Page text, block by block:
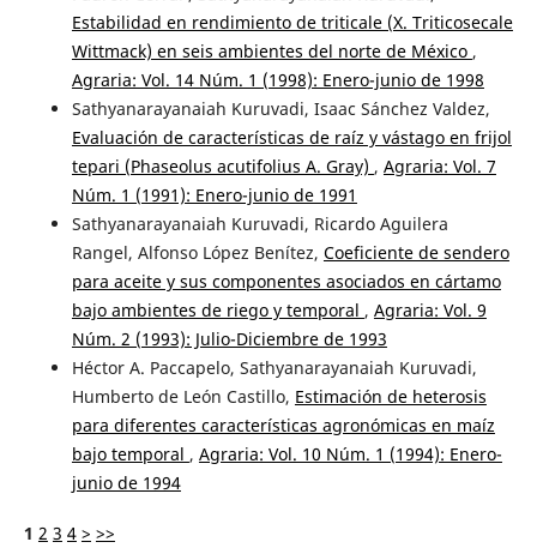
Estabilidad en rendimiento de triticale (X. Triticosecale
Wittmack) en seis ambientes del norte de México ,
Agraria: Vol. 14 Núm. 1 (1998): Enero-junio de 1998
Sathyanarayanaiah Kuruvadi, Isaac Sánchez Valdez,
Evaluación de características de raíz y vástago en frijol
tepari (Phaseolus acutifolius A. Gray) , Agraria: Vol. 7
Núm. 1 (1991): Enero-junio de 1991
Sathyanarayanaiah Kuruvadi, Ricardo Aguilera
Rangel, Alfonso López Benítez, Coeficiente de sendero
para aceite y sus componentes asociados en cártamo
bajo ambientes de riego y temporal , Agraria: Vol. 9
Núm. 2 (1993): Julio-Diciembre de 1993
Héctor A. Paccapelo, Sathyanarayanaiah Kuruvadi,
Humberto de León Castillo, Estimación de heterosis
para diferentes características agronómicas en maíz
bajo temporal , Agraria: Vol. 10 Núm. 1 (1994): Enero-
junio de 1994
1 2 3 4 > >>